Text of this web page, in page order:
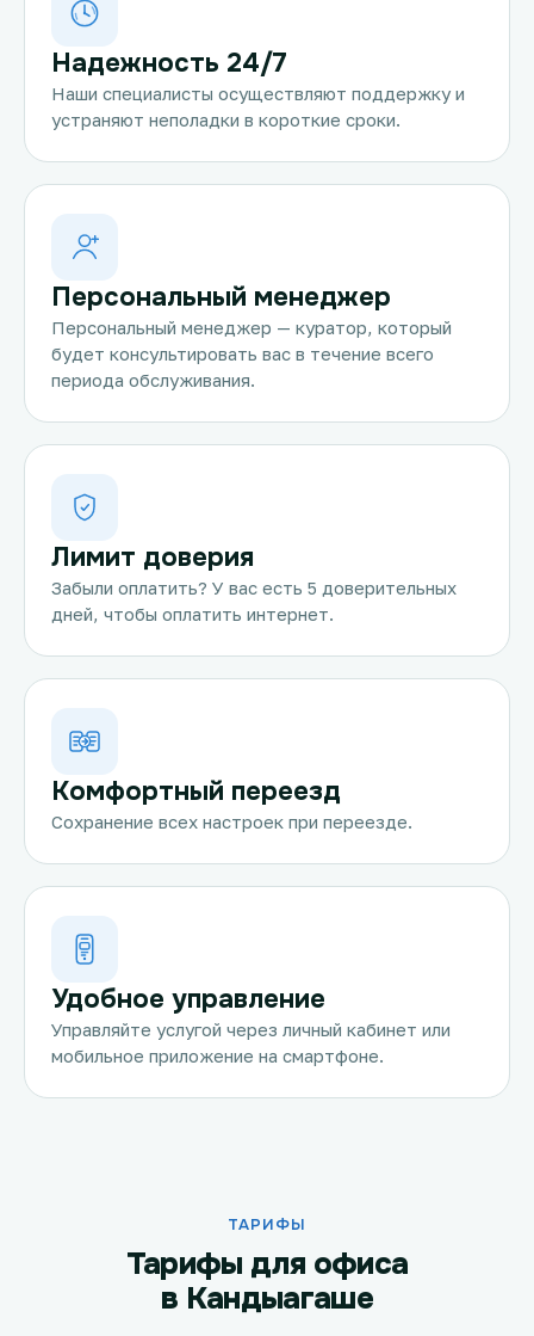
Надежность 24/7
Наши специалисты осуществляют поддержку и
устраняют неполадки в короткие сроки.
Персональный менеджер
Персональный менеджер — куратор, который
будет консультировать вас в течение всего
периода обслуживания.
Лимит доверия
Забыли оплатить? У вас есть 5 доверительных
дней, чтобы оплатить интернет.
Комфортный переезд
Сохранение всех настроек при переезде.
Удобное управление
Управляйте услугой через личный кабинет или
мобильное приложение на смартфоне.
ТАРИФЫ
Тарифы для офиса
в Кандыагаше